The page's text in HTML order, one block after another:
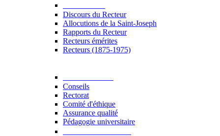
Discours du Recteur
Allocutions de la Saint-Joseph
Rapports du Recteur
Recteurs émérites
Recteurs (1875-1975)
Conseils
Rectorat
Comité d'éthique
Assurance qualité
Pédagogie universitaire